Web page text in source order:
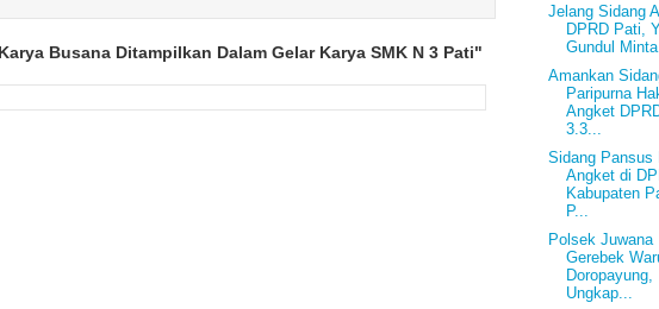
Busana Ditampilkan Dalam Gelar Karya SMK N 3 Pati"
Jelang Sidang
DPRD Pati,
Gundul
Amankan
Paripurna
Angket
3.3...
Sidang Pansus
Angket di
Kabupaten
P...
Polsek Juwana
Gerebek
Doropayung,
Ungkap...